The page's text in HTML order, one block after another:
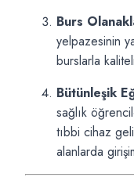
Burs
yelpazesinin
burslarla
Bütünleşik
sağlık
tıbbi cihaz
alanlarda